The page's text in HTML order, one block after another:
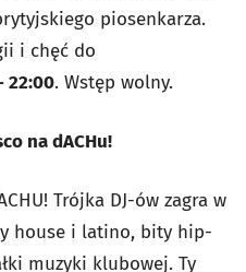
piosenkarza.
i chęć do
22:00. Wstęp wolny.
na dACHu!
Trójka DJ-ów zagra w
house i latino, bity hip-
muzyki klubowej. Ty